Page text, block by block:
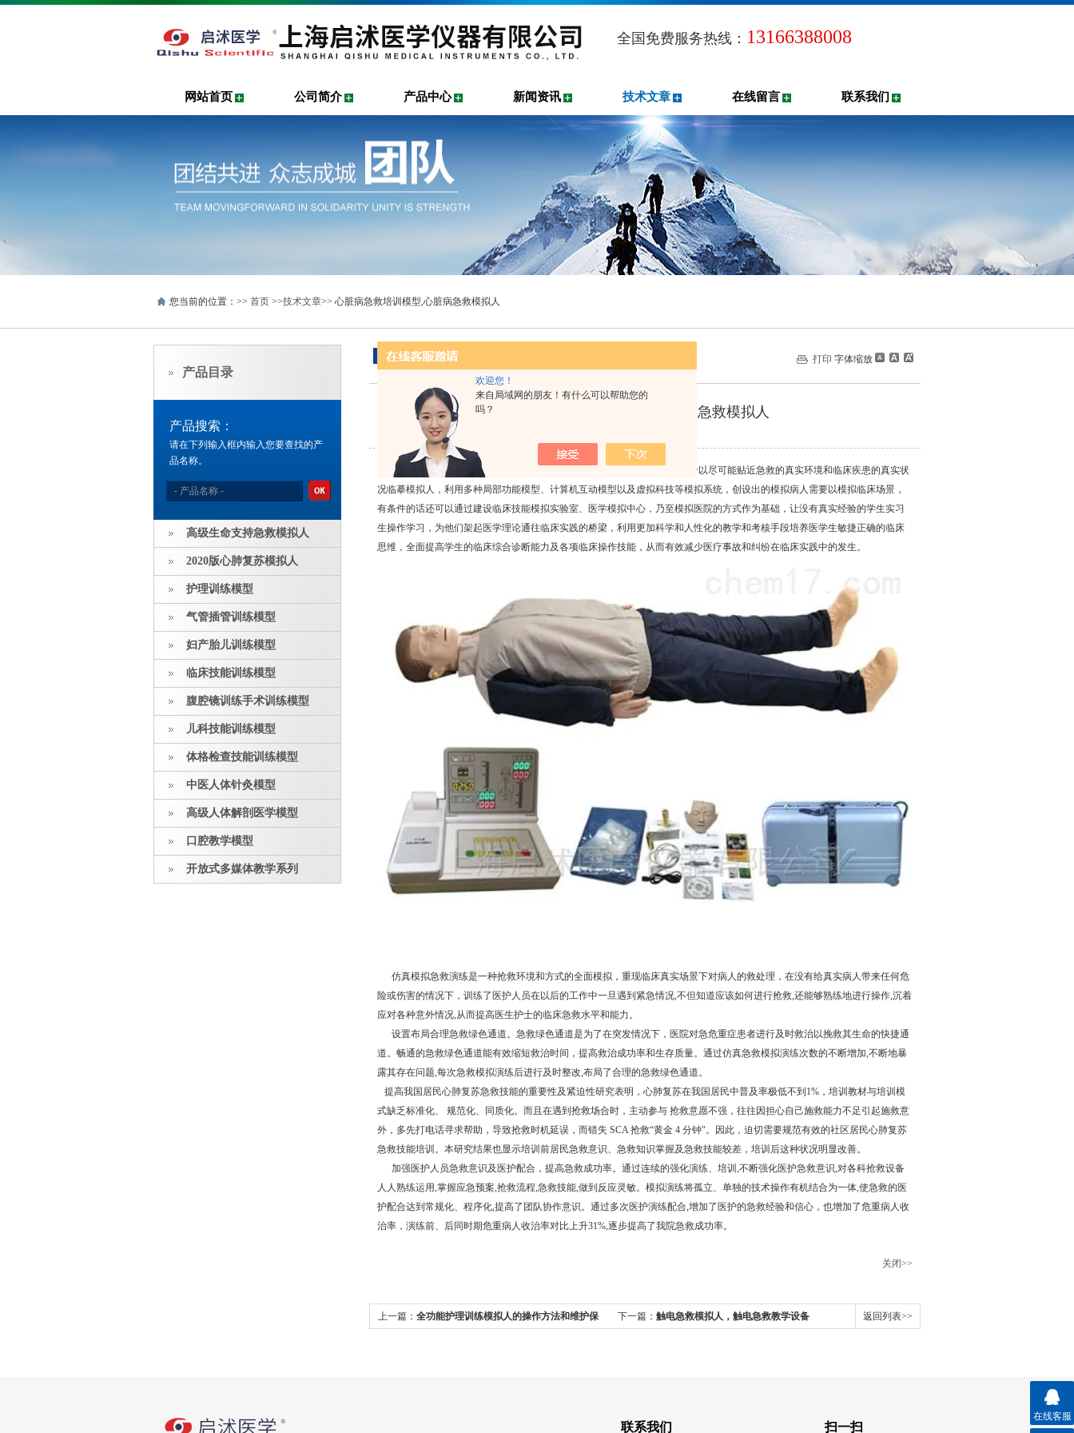
欢迎您！
来自局域网的朋友！有什么可以帮助您的
吗？
全国免费服务热线： 13166388008
网站首页 公司简介 产品中心 新闻资讯 技术文章 在线留言 联系我们
您当前的位置：>> 首页 >>技术文章>> 心脏病急救培训模型,心脏病急救模拟人
产品目录
产品搜索：
请在下列输入框内输入您要查找的产
品名称。
高级生命支持急救模拟人
2020版心肺复苏模拟人
护理训练模型
气管插管训练模型
妇产胎儿训练模型
临床技能训练模型
腹腔镜训练手术训练模型
儿科技能训练模型
体格检查技能训练模型
中医人体针灸模型
高级人体解剖医学模型
口腔教学模型
开放式多媒体教学系列
技术文章 打印 字体缩放
心脏病急救培训模型,心脏病急救模拟人
心肺复苏模拟人
，产品功能与意义是急救教学培训的主要教材，它的设计以尽可能贴近急救的真实环境和临床疾患的真实状
况临摹模拟人，利用多种局部功能模型、计算机互动模型以及虚拟科技等模拟系统，创设出的模拟病人需要以模拟临床场景，
有条件的话还可以通过建设临床技能模拟实验室、医学模拟中心，乃至模拟医院的方式作为基础，让没有真实经验的学生实习
生操作学习，为他们架起医学理论通往临床实践的桥梁，利用更加科学和人性化的教学和考核手段培养医学生敏捷正确的临床
思维，全面提高学生的临床综合诊断能力及各项临床操作技能，从而有效减少医疗事故和纠纷在临床实践中的发生。
仿真模拟急救演练是一种抢救环境和方式的全面模拟，重现临床真实场景下对病人的救处理，在没有给真实病人带来任何危
险或伤害的情况下，训练了医护人员在以后的工作中一旦遇到紧急情况,不但知道应该如何进行抢救,还能够熟练地进行操作,沉着
应对各种意外情况,从而提高医生护士的临床急救水平和能力。
设置布局合理急救绿色通道。急救绿色通道是为了在突发情况下，医院对急危重症患者进行及时救治以挽救其生命的快捷通
道。畅通的急救绿色通道能有效缩短救治时间，提高救治成功率和生存质量。通过仿真急救模拟演练次数的不断增加,不断地暴
露其存在问题,每次急救模拟演练后进行及时整改,布局了合理的急救绿色通道。
提高我国居民心肺复苏急救技能的重要性及紧迫性研究表明，心肺复苏在我国居民中普及率极低不到1%，培训教材与培训模
式缺乏标准化、 规范化、同质化。而且在遇到抢救场合时，主动参与 抢救意愿不强，往往因担心自己施救能力不足引起施救意
外，多先打电话寻求帮助，导致抢救时机延误，而错失 SCA 抢救“黄金 4 分钟"。因此，迫切需要规范有效的社区居民心肺复苏
急救技能培训。本研究结果也显示培训前居民急救意识、急救知识掌握及急救技能较差，培训后这种状况明显改善。
加强医护人员急救意识及医护配合，提高急救成功率。通过连续的强化演练、培训,不断强化医护急救意识,对各科抢救设备
人人熟练运用,掌握应急预案,抢救流程,急救技能,做到反应灵敏。模拟演练将孤立、单独的技术操作有机结合为一体,使急救的医
护配合达到常规化、程序化,提高了团队协作意识。通过多次医护演练配合,增加了医护的急救经验和信心，也增加了危重病人收
治率，演练前、后同时期危重病人收治率对比上升31%,逐步提高了我院急救成功率。
关闭>>
上一篇： 全功能护理训练模拟人的操作方法和维护保 下一篇： 触电急救模拟人，触电急救教学设备 返回列表>>
扫一扫
联系我们
在线客服